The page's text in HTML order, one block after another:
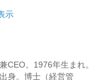
示
CEO。1976年生まれ。
身。博士（経営管